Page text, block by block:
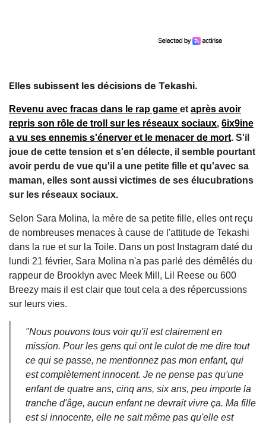
Elles subissent les décisions de Tekashi.
Revenu avec fracas dans le rap game et après avoir
repris son rôle de troll sur les réseaux sociaux, 6ix9ine
a vu ses ennemis s'énerver et le menacer de mort. S'il
joue de cette tension et s'en délecte, il semble pourtant
avoir perdu de vue qu'il a une petite fille et qu'avec sa
maman, elles sont aussi victimes de ses élucubrations
sur les réseaux sociaux.
Selon Sara Molina, la mère de sa petite fille, elles ont reçu
de nombreuses menaces à cause de l'attitude de Tekashi
dans la rue et sur la Toile. Dans un post Instagram daté du
lundi 21 février, Sara Molina n'a pas parlé des démêlés du
rappeur de Brooklyn avec Meek Mill, Lil Reese ou 600
Breezy mais il est clair que tout cela a des répercussions
sur leurs vies.
"Nous pouvons tous voir qu'il est clairement en
mission. Pour les gens qui ont le culot de me dire tout
ce qui se passe, ne mentionnez pas mon enfant, qui
est complètement innocent. Je ne pense pas qu'une
enfant de quatre ans, cinq ans, six ans, peu importe la
tranche d'âge, aucun enfant ne devrait vivre ça. Ma fille
est si innocente, elle ne sait même pas qu'elle est